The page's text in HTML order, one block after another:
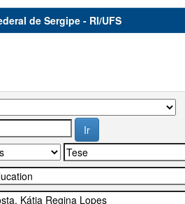
de Sergipe - RI/UFS